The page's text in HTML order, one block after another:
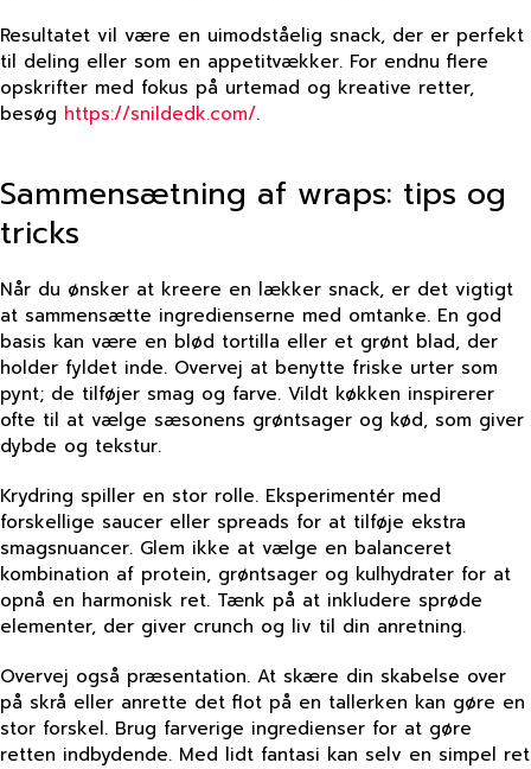
Resultatet vil være en uimodståelig snack, der er perfekt
til deling eller som en appetitvækker. For endnu flere
opskrifter med fokus på urtemad og kreative retter,
besøg https://snildedk.com/.
Sammensætning af wraps: tips og
tricks
Når du ønsker at kreere en lækker snack, er det vigtigt
at sammensætte ingredienserne med omtanke. En god
basis kan være en blød tortilla eller et grønt blad, der
holder fyldet inde. Overvej at benytte friske urter som
pynt; de tilføjer smag og farve. Vildt køkken inspirerer
ofte til at vælge sæsonens grøntsager og kød, som giver
dybde og tekstur.
Krydring spiller en stor rolle. Eksperimentér med
forskellige saucer eller spreads for at tilføje ekstra
smagsnuancer. Glem ikke at vælge en balanceret
kombination af protein, grøntsager og kulhydrater for at
opnå en harmonisk ret. Tænk på at inkludere sprøde
elementer, der giver crunch og liv til din anretning.
Overvej også præsentation. At skære din skabelse over
på skrå eller anrette det flot på en tallerken kan gøre en
stor forskel. Brug farverige ingredienser for at gøre
retten indbydende. Med lidt fantasi kan selv en simpel ret